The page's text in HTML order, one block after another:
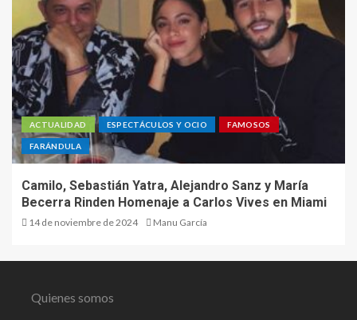
ACTUALIDAD ESPECTÁCULOS Y OCIO FAMOSOS
FARÁNDULA
Camilo, Sebastián Yatra, Alejandro Sanz y María
Becerra Rinden Homenaje a Carlos Vives en Miami
14 de noviembre de 2024 Manu García
Quienes somos